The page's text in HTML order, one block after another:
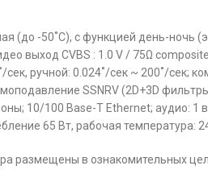
(до -50˚С), с функцией день-ночь
выход CVBS : 1.0 V / 75Ω
ручной: 0.024˚/сек ~ 200˚/сек;
SSNRV (2D+3D
10/100 Base-T Ethernet; аудио:
65 Вт, рабочая температура:
размещены в ознакомительных